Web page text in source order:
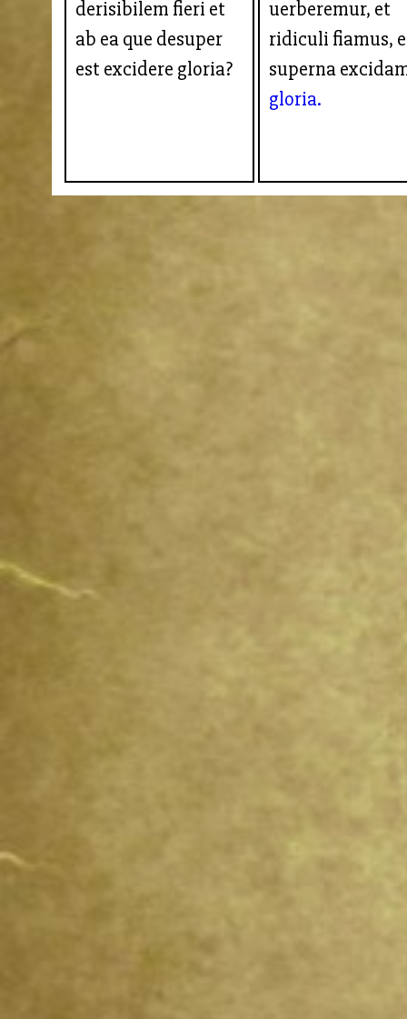
derisibilem fieri et
ab ea que desuper
est excidere gloria?
uerberemur, et
ridiculi fiamus,
superna
gloria.